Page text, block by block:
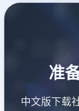
准
中文版下载